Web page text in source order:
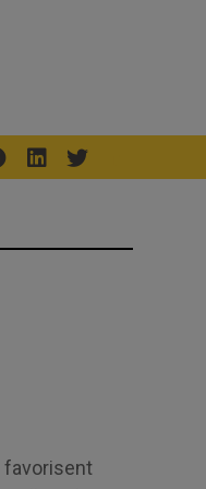
F L
favorisent